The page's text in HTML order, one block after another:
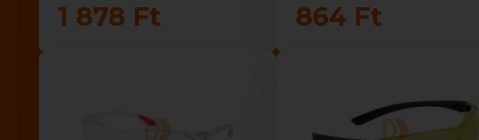
1 878 Ft 864 Ft